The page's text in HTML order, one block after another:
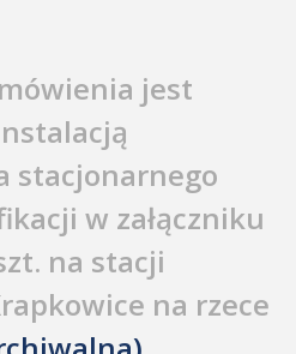
jest
stacjonarnego
w załączniku
na stacji
na rzece